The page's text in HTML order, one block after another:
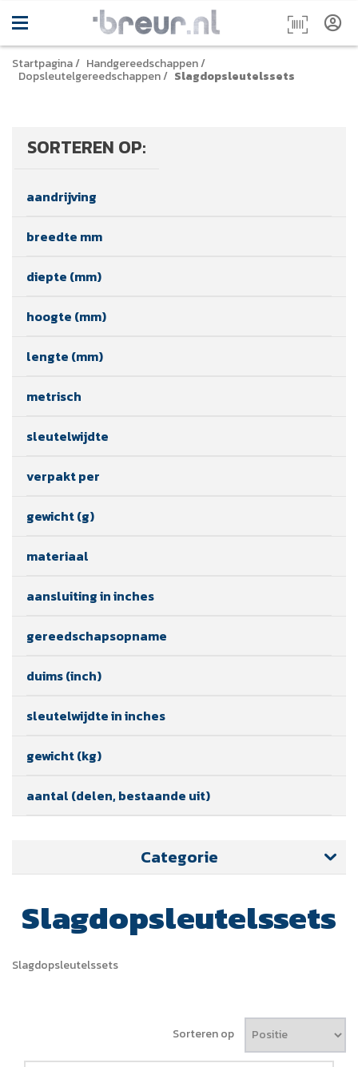
Startpagina/ Handgereedschappen/
Dopsleutelgereedschappen/ Slagdopsleutelssets
SORTEREN OP:
aandrijving
breedte mm
diepte (mm)
hoogte (mm)
lengte (mm)
metrisch
sleutelwijdte
verpakt per
gewicht (g)
materiaal
aansluiting in inches
gereedschapsopname
duims (inch)
sleutelwijdte in inches
gewicht (kg)
aantal (delen, bestaande uit)
Categorie
Slagdopsleutelssets
Slagdopsleutelssets
Sorteren op